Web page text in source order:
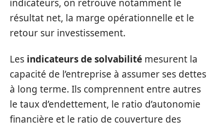
indicateurs, on retrouve notamment le
résultat net, la marge opérationnelle et le
retour sur investissement.
Les indicateurs de solvabilité mesurent la
capacité de l’entreprise à assumer ses dettes
à long terme. Ils comprennent entre autres
le taux d’endettement, le ratio d’autonomie
financière et le ratio de couverture des